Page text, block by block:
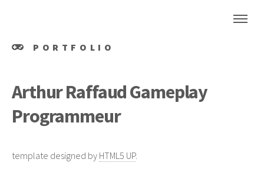
PORTFOLIO
Arthur RaffaudGameplay
Programmeur
template designed by HTML5 UP.